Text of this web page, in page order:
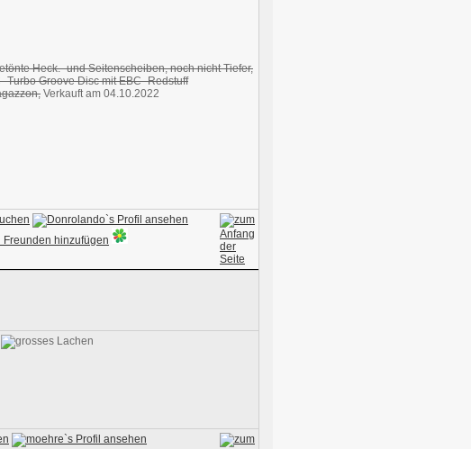
Heck.- und Seitenscheiben, noch nicht Tiefer,
Turbo Groove Disc mit EBC- Redstuff
Verkauft am 04.10.2022